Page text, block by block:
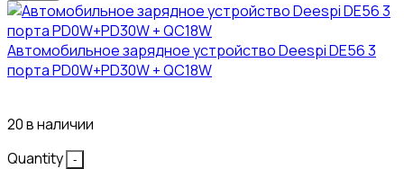
Автомобильное зарядное устройство Deespi DE56 3
порта PD0W+PD30W + QC18W
20 в наличии
Quantity
-